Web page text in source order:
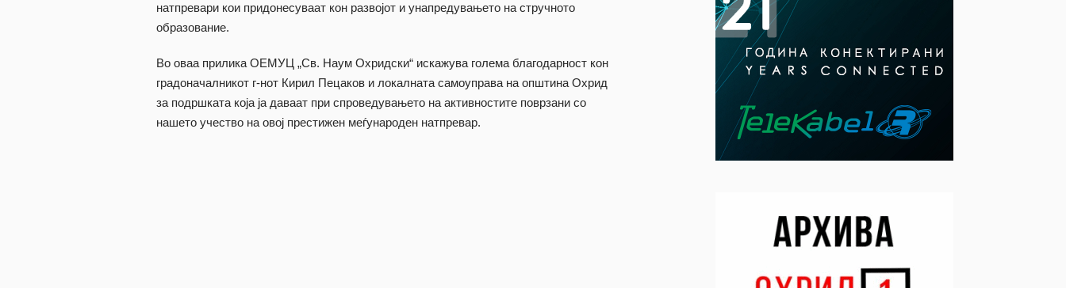
натпревари кои придонесуваат кон развојот и унапредувањето на стручното
образование.
Во оваа прилика ОЕМУЦ „Св. Наум Охридски“ искажува голема благодарност кон
градоначалникот г-нот Кирил Пецаков и локалната самоуправа на општина Охрид
за подршката која ја даваат при спроведувањето на активностите поврзани со
нашето учество на овој престижен меѓународен натпревар.